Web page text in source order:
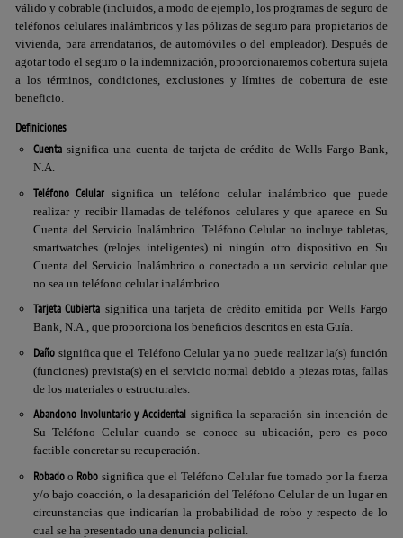
válido y cobrable (incluidos, a modo de ejemplo, los programas de seguro de
teléfonos celulares inalámbricos y las pólizas de seguro para propietarios de
vivienda, para arrendatarios, de automóviles o del empleador). Después de
agotar todo el seguro o la indemnización, proporcionaremos cobertura sujeta
a los términos, condiciones, exclusiones y límites de cobertura de este
beneficio.
Definiciones
Cuenta significa una cuenta de tarjeta de crédito de Wells Fargo Bank,
N.A.
Teléfono Celularsignifica un teléfono celular inalámbrico que puede
realizar y recibir llamadas de teléfonos celulares y que aparece en Su
Cuenta del Servicio Inalámbrico. Teléfono Celular no incluye tabletas,
smartwatches (relojes inteligentes) ni ningún otro dispositivo en Su
Cuenta del Servicio Inalámbrico o conectado a un servicio celular que
no sea un teléfono celular inalámbrico.
Tarjeta Cubierta significa una tarjeta de crédito emitida por Wells Fargo
Bank, N.A., que proporciona los beneficios descritos en esta Guía.
Daño significa que el Teléfono Celular ya no puede realizar la(s) función
(funciones) prevista(s) en el servicio normal debido a piezas rotas, fallas
de los materiales o estructurales.
Abandono Involuntario y Accidental significa la separación sin intención de
Su Teléfono Celular cuando se conoce su ubicación, pero es poco
factible concretar su recuperación.
Robado o Robosignifica que el Teléfono Celular fue tomado por la fuerza
y/o bajo coacción, o la desaparición del Teléfono Celular de un lugar en
circunstancias que indicarían la probabilidad de robo y respecto de lo
cual se ha presentado una denuncia policial.